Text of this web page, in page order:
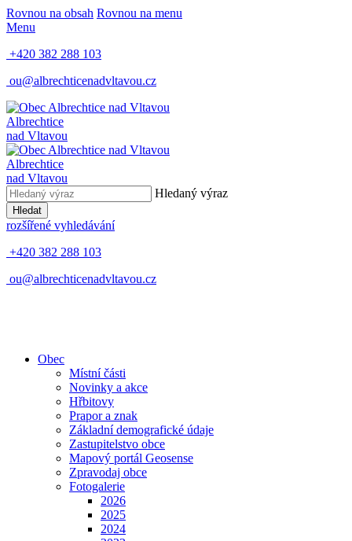
Rovnou na obsah Rovnou na menu
Menu
+420 382 288 103
ou@albrechticenadvltavou.cz
Albrechtice
nad Vltavou
Albrechtice
nad Vltavou
Hledaný výraz
Hledat
rozšířené vyhledávání
+420 382 288 103
ou@albrechticenadvltavou.cz
Obec
Místní části
Novinky a akce
Hřbitovy
Prapor a znak
Základní demografické údaje
Zastupitelstvo obce
Mapový portál Geosense
Zpravodaj obce
Fotogalerie
2026
2025
2024